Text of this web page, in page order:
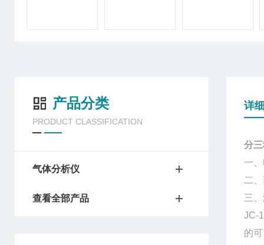
产品分类
PRODUCT CLASSIFICATION
气体分析仪
查看全部产品
详
分
一
二
三
JC-
的